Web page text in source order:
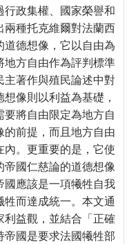
政集權、國家榮譽和
兩種托克維爾對法蘭西
德想像，它以自由為
方自由作為評判標準
著作與殖民論述中對
像則以利益為基礎，
將自由限定為地方自
前提，而且地方自由
。更重要的是，它使
國仁慈論的道德想像
應該是一項犧牲自我
而達成統一。本文通
益觀，並結合「正確
國是要求法國犧牲部